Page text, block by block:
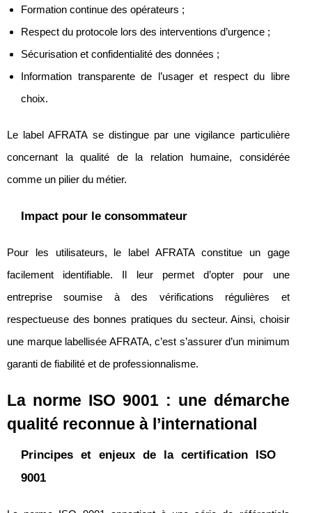
Formation continue des opérateurs ;
Respect du protocole lors des interventions d’urgence ;
Sécurisation et confidentialité des données ;
Information transparente de l’usager et respect du libre
choix.
Le label AFRATA se distingue par une vigilance particulière
concernant la qualité de la relation humaine, considérée
comme un pilier du métier.
Impact pour le consommateur
Pour les utilisateurs, le label AFRATA constitue un gage
facilement identifiable. Il leur permet d’opter pour une
entreprise soumise à des vérifications régulières et
respectueuse des bonnes pratiques du secteur. Ainsi, choisir
une marque labellisée AFRATA, c’est s’assurer d’un minimum
garanti de fiabilité et de professionnalisme.
La norme ISO 9001 : une démarche
qualité reconnue à l’international
Principes et enjeux de la certification ISO
9001